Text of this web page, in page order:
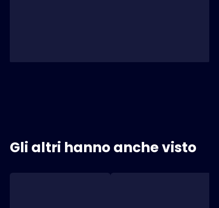
Gli altri hanno anche visto